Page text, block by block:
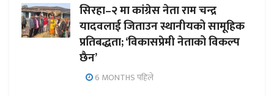
सिरहा–२ मा कांग्रेस नेता राम चन्द्र
यादवलाई जिताउन स्थानीयको सामूहिक
प्रतिबद्धता; ‘विकासप्रेमी नेताको विकल्प
छैन’
6 MONTHS पहिले